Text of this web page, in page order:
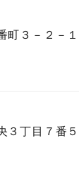
町３－２－１
３丁目７番５